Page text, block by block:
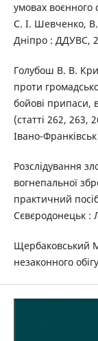
умовах
С. І. Шевченко,
Дніпро : ДДУВС,
Голубош В. В.
проти
бойові припаси,
(статті 262, 263,
Івано-
Розслідування
вогнепальної
практичний
Сєвєродонецьк :
Щербаковський
незаконного